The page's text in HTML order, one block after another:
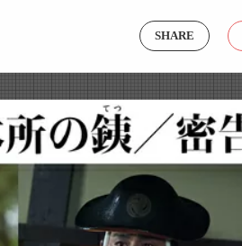
SHARE